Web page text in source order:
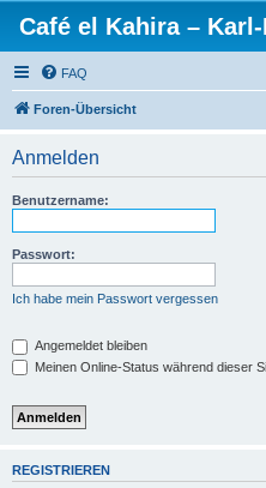
Café el Kahira –
FAQ
Foren-Übersicht
Anmelden
Benutzername:
Passwort:
Ich habe mein Passwort vergessen
Angemeldet bleiben
Meinen Online-Status während dieser
REGISTRIEREN